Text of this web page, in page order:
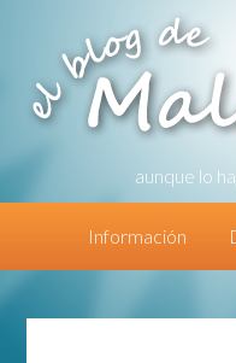
aunque lo
Información